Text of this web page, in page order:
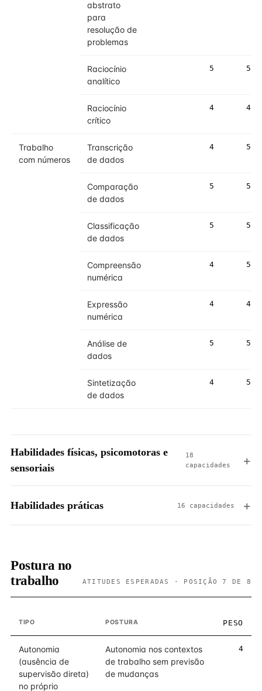
abstrato
para
resolução de
problemas
Raciocínio
analítico
5 5
Raciocínio
crítico
4 4
Trabalho
com números
Transcrição
de dados
4 5
Comparação
de dados
5 5
Classificação
de dados
5 5
Compreensão
numérica
4 5
Expressão
numérica
4 4
Análise de
dados
5 5
Sintetização
de dados
4 5
Habilidades físicas, psicomotoras e
sensoriais
18
capacidades
Habilidades práticas 16 capacidades
Postura no
trabalho
ATITUDES ESPERADAS · POSIÇÃO 7 DE 8
TIPO POSTURA PESO
Autonomia
(ausência de
supervisão direta)
no próprio
Autonomia nos contextos
de trabalho sem previsão
de mudanças
4